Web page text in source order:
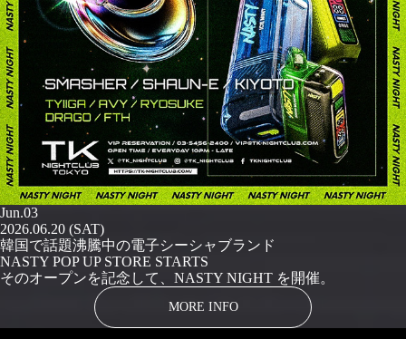
Jun.03
2026.06.20 (SAT)
韓国で話題沸騰中の電子シーシャブランド
NASTY POP UP STORE STARTS
そのオープンを記念して、NASTY NIGHT を開催。
MORE INFO